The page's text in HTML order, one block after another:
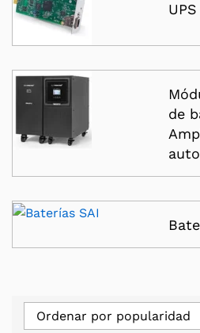
UPS
de
Ordenar por popularidad